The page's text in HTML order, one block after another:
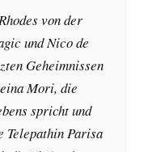
von der
undNico de
Geheimnissen
Mori, die
spricht und
Telepathin Parisa